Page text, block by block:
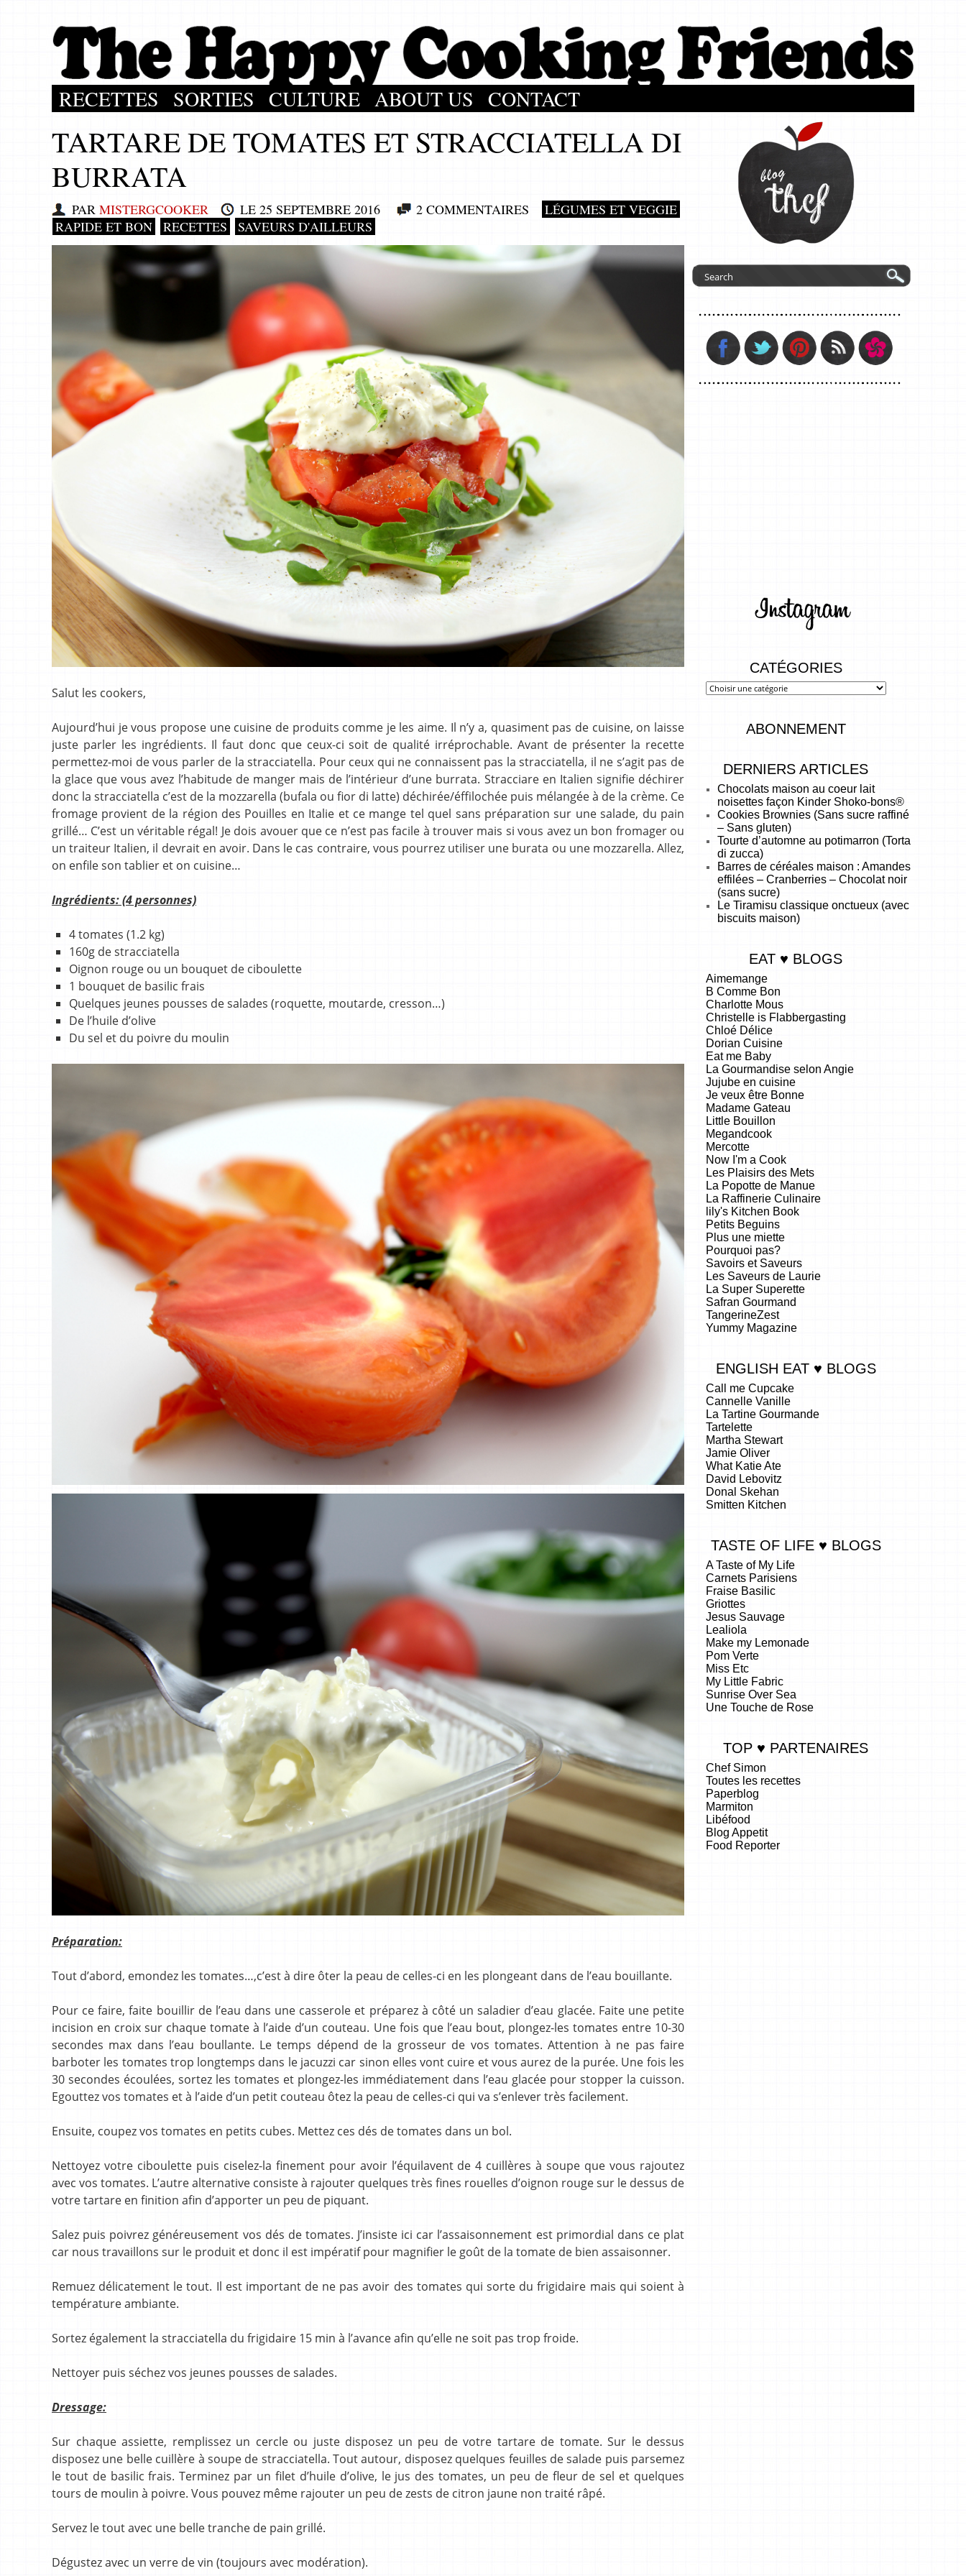
RECETTES SORTIES CULTURE ABOUT US CONTACT
TARTARE DE TOMATES ET STRACCIATELLA DI
BURRATA
PAR MISTERGCOOKER LE 25 SEPTEMBRE 2016 2 COMMENTAIRES
LÉGUMES ET VEGGIE
RAPIDE ET BON
RECETTES SAVEURS D'AILLEURS
Salut les cookers,
Aujourd’hui je vous propose une cuisine de produits comme je les aime. Il n’y a, quasiment pas de cuisine, on laisse
juste parler les ingrédients. Il faut donc que ceux-ci soit de qualité irréprochable. Avant de présenter la recette
permettez-moi de vous parler de la stracciatella. Pour ceux qui ne connaissent pas la stracciatella, il ne s’agit pas de
la glace que vous avez l’habitude de manger mais de l’intérieur d’une burrata. Stracciare en Italien signifie déchirer
donc la stracciatella c’est de la mozzarella (bufala ou fior di latte) déchirée/éffilochée puis mélangée à de la crème. Ce
fromage provient de la région des Pouilles en Italie et ce mange tel quel sans préparation sur une salade, du pain
grillé… C’est un véritable régal! Je dois avouer que ce n’est pas facile à trouver mais si vous avez un bon fromager ou
un traiteur Italien, il devrait en avoir. Dans le cas contraire, vous pourrez utiliser une burata ou une mozzarella. Allez,
on enfile son tablier et on cuisine…
Ingrédients: (4 personnes)
4 tomates (1.2 kg)
160g de stracciatella
Oignon rouge ou un bouquet de ciboulette
1 bouquet de basilic frais
Quelques jeunes pousses de salades (roquette, moutarde, cresson…)
De l’huile d’olive
Du sel et du poivre du moulin
Préparation:
Tout d’abord, emondez les tomates…,c’est à dire ôter la peau de celles-ci en les plongeant dans de l’eau bouillante.
Pour ce faire, faite bouillir de l’eau dans une casserole et préparez à côté un saladier d’eau glacée. Faite une petite
incision en croix sur chaque tomate à l’aide d’un couteau. Une fois que l’eau bout, plongez-les tomates entre 10-30
secondes max dans l’eau boullante. Le temps dépend de la grosseur de vos tomates. Attention à ne pas faire
barboter les tomates trop longtemps dans le jacuzzi car sinon elles vont cuire et vous aurez de la purée. Une fois les
30 secondes écoulées, sortez les tomates et plongez-les immédiatement dans l’eau glacée pour stopper la cuisson.
Egouttez vos tomates et à l’aide d’un petit couteau ôtez la peau de celles-ci qui va s’enlever très facilement.
Ensuite, coupez vos tomates en petits cubes. Mettez ces dés de tomates dans un bol.
Nettoyez votre ciboulette puis ciselez-la finement pour avoir l’équilavent de 4 cuillères à soupe que vous rajoutez
avec vos tomates. L’autre alternative consiste à rajouter quelques très fines rouelles d’oignon rouge sur le dessus de
votre tartare en finition afin d’apporter un peu de piquant.
Salez puis poivrez généreusement vos dés de tomates. J’insiste ici car l’assaisonnement est primordial dans ce plat
car nous travaillons sur le produit et donc il est impératif pour magnifier le goût de la tomate de bien assaisonner.
Remuez délicatement le tout. Il est important de ne pas avoir des tomates qui sorte du frigidaire mais qui soient à
température ambiante.
Sortez également la stracciatella du frigidaire 15 min à l’avance afin qu’elle ne soit pas trop froide.
Nettoyer puis séchez vos jeunes pousses de salades.
Dressage:
Sur chaque assiette, remplissez un cercle ou juste disposez un peu de votre tartare de tomate. Sur le dessus
disposez une belle cuillère à soupe de stracciatella. Tout autour, disposez quelques feuilles de salade puis parsemez
le tout de basilic frais. Terminez par un filet d’huile d’olive, le jus des tomates, un peu de fleur de sel et quelques
tours de moulin à poivre. Vous pouvez même rajouter un peu de zests de citron jaune non traité râpé.
Servez le tout avec une belle tranche de pain grillé.
Dégustez avec un verre de vin (toujours avec modération).
CATÉGORIES
ABONNEMENT
DERNIERS ARTICLES
Chocolats maison au coeur lait
noisettes façon Kinder Shoko-bons®
Cookies Brownies (Sans sucre raffiné
– Sans gluten)
Tourte d’automne au potimarron (Torta
di zucca)
Barres de céréales maison : Amandes
effilées – Cranberries – Chocolat noir
(sans sucre)
Le Tiramisu classique onctueux (avec
biscuits maison)
EAT ♥ BLOGS
Aimemange
B Comme Bon
Charlotte Mous
Christelle is Flabbergasting
Chloé Délice
Dorian Cuisine
Eat me Baby
La Gourmandise selon Angie
Jujube en cuisine
Je veux être Bonne
Madame Gateau
Little Bouillon
Megandcook
Mercotte
Now I'm a Cook
Les Plaisirs des Mets
La Popotte de Manue
La Raffinerie Culinaire
lily's Kitchen Book
Petits Beguins
Plus une miette
Pourquoi pas?
Savoirs et Saveurs
Les Saveurs de Laurie
La Super Superette
Safran Gourmand
TangerineZest
Yummy Magazine
ENGLISH EAT ♥ BLOGS
Call me Cupcake
Cannelle Vanille
La Tartine Gourmande
Tartelette
Martha Stewart
Jamie Oliver
What Katie Ate
David Lebovitz
Donal Skehan
Smitten Kitchen
TASTE OF LIFE ♥ BLOGS
A Taste of My Life
Carnets Parisiens
Fraise Basilic
Griottes
Jesus Sauvage
Lealiola
Make my Lemonade
Pom Verte
Miss Etc
My Little Fabric
Sunrise Over Sea
Une Touche de Rose
TOP ♥ PARTENAIRES
Chef Simon
Toutes les recettes
Paperblog
Marmiton
Libéfood
Blog Appetit
Food Reporter